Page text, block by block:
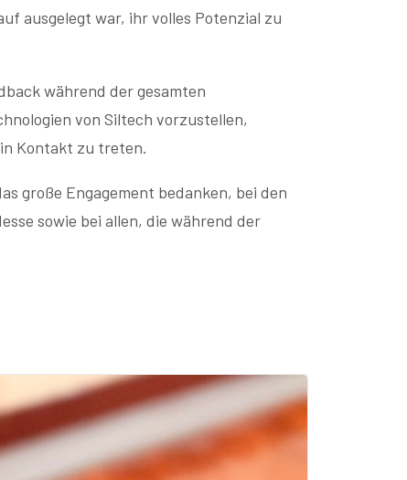
ausgelegt war, ihr volles Potenzial zu
während der gesamten
von Siltech vorzustellen,
Kontakt zu treten.
große Engagement bedanken, bei den
sowie bei allen, die während der